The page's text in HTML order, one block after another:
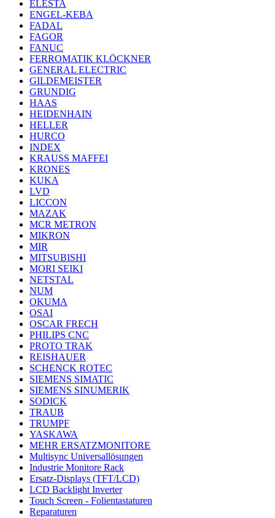
ELESTA
ENGEL-KEBA
FADAL
FAGOR
FANUC
FERROMATIK KLÖCKNER
GENERAL ELECTRIC
GILDEMEISTER
GRUNDIG
HAAS
HEIDENHAIN
HELLER
HURCO
INDEX
KRAUSS MAFFEI
KRONES
KUKA
LVD
LICCON
MAZAK
MCR METRON
MIKRON
MIR
MITSUBISHI
MORI SEIKI
NETSTAL
NUM
OKUMA
OSAI
OSCAR FRECH
PHILIPS CNC
PROTO TRAK
REISHAUER
SCHENCK ROTEC
SIEMENS SIMATIC
SIEMENS SINUMERIK
SODICK
TRAUB
TRUMPF
YASKAWA
MEHR ERSATZMONITORE
Multisync Universallösungen
Industrie Monitore Rack
Ersatz-Displays (TFT/LCD)
LCD Backlight Inverter
Touch Screen - Folientastaturen
Reparaturen